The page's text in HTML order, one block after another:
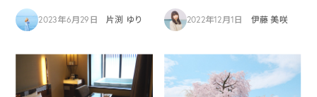
2023年6月29日 片渕 ゆり 2022年12月1日 伊藤 美咲